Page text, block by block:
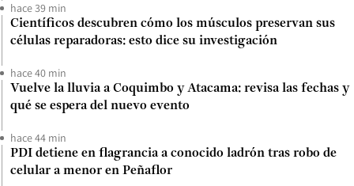
hace 39 min
Científicos descubren cómo los músculos preservan sus
células reparadoras: esto dice su investigación
hace 40 min
Vuelve la lluvia a Coquimbo y Atacama: revisa las fechas y
qué se espera del nuevo evento
hace 44 min
PDI detiene en flagrancia a conocido ladrón tras robo de
celular a menor en Peñaflor